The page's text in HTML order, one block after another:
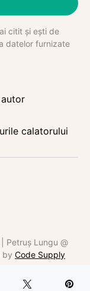
citit și ești de
datelor furnizate
calatorului
Petruș Lungu @
by Code Supply